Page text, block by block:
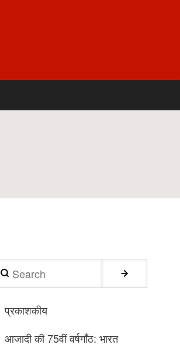
Search
प्रकाशकीय
आजादी की 75वीं वर्षगाँठ: भारत